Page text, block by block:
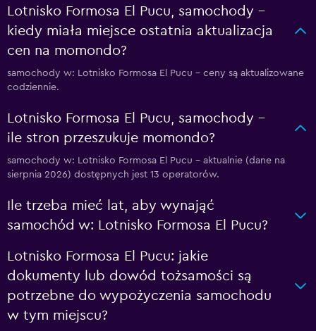
Lotnisko Formosa El Pucu, samochody –
kiedy miała miejsce ostatnia aktualizacja
cen na momondo?
samochody w: Lotnisko Formosa El Pucu – ceny są aktualizowane
codziennie.
Lotnisko Formosa El Pucu, samochody –
ile stron przeszukuje momondo?
samochody w: Lotnisko Formosa El Pucu – aktualnie (dane na
sierpnia 2026) dostępnych jest 13 operatorów.
Ile trzeba mieć lat, aby wynająć
samochód w: Lotnisko Formosa El Pucu?
Lotnisko Formosa El Pucu: jakie
dokumenty lub dowód tożsamości są
potrzebne do wypożyczenia samochodu
w tym miejscu?